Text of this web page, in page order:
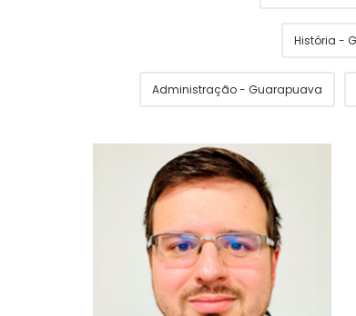
História -
Administração - Guarapuava